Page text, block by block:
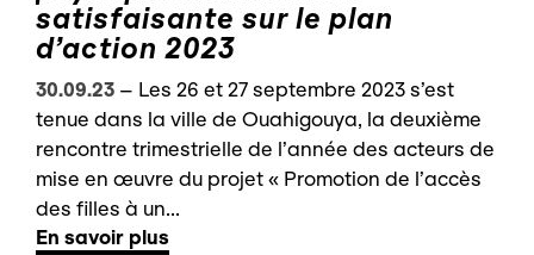
satisfaisante sur le plan
d’action 2023
30.09.23 – Les 26 et 27 septembre 2023 s’est
tenue dans la ville de Ouahigouya, la deuxième
rencontre trimestrielle de l’année des acteurs de
mise en œuvre du projet « Promotion de l’accès
des filles à un...
En savoir plus